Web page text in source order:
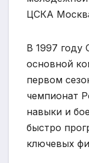
ЦСКА
В 1997 году
основной
первом
чемпионат
навыки и
быстро
ключевых